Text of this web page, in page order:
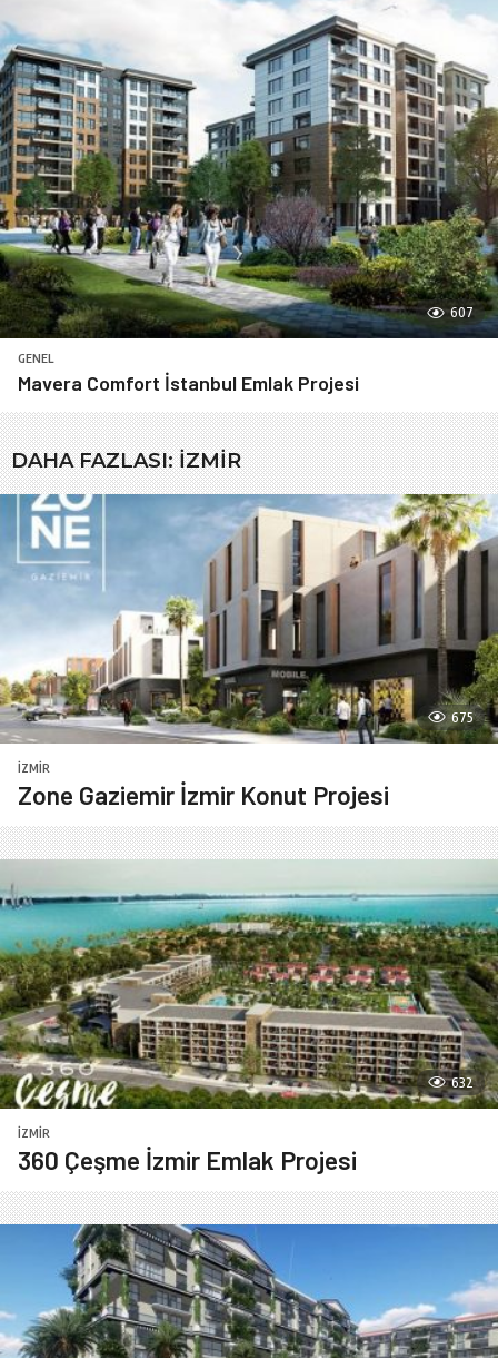
607
GENEL
Mavera Comfort İstanbul Emlak Projesi
DAHA FAZLASI:İZMIR
675
İZMIR
Zone Gaziemir İzmir Konut Projesi
632
İZMIR
360 Çeşme İzmir Emlak Projesi